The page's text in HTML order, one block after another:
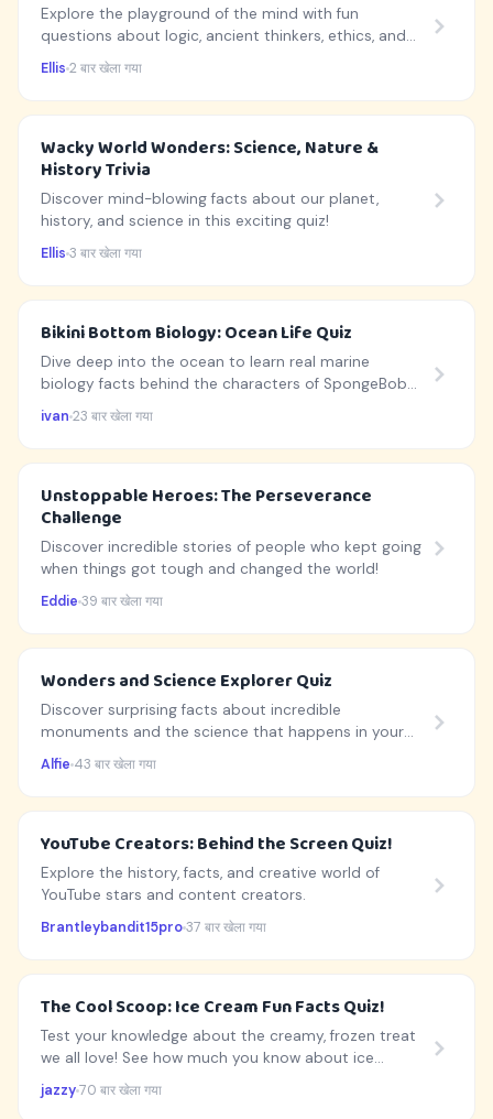
Explore the playground of the mind with fun
questions about logic, ancient thinkers, ethics, and
cool thought experiments!
Ellis 2 बार खेला गया
Wacky World Wonders: Science, Nature &
History Trivia
Discover mind-blowing facts about our planet,
history, and science in this exciting quiz!
Ellis 3 बार खेला गया
Bikini Bottom Biology: Ocean Life Quiz
Dive deep into the ocean to learn real marine
biology facts behind the characters of SpongeBob
SquarePants!
ivan 23 बार खेला गया
Unstoppable Heroes: The Perseverance
Challenge
Discover incredible stories of people who kept going
when things got tough and changed the world!
Eddie 39 बार खेला गया
Wonders and Science Explorer Quiz
Discover surprising facts about incredible
monuments and the science that happens in your
daily life!
Alfie 43 बार खेला गया
YouTube Creators: Behind the Screen Quiz!
Explore the history, facts, and creative world of
YouTube stars and content creators.
Brantleybandit15pro37 बार खेला गया
The Cool Scoop: Ice Cream Fun Facts Quiz!
Test your knowledge about the creamy, frozen treat
we all love! See how much you know about ice
cream's history and science.
jazzy70 बार खेला गया